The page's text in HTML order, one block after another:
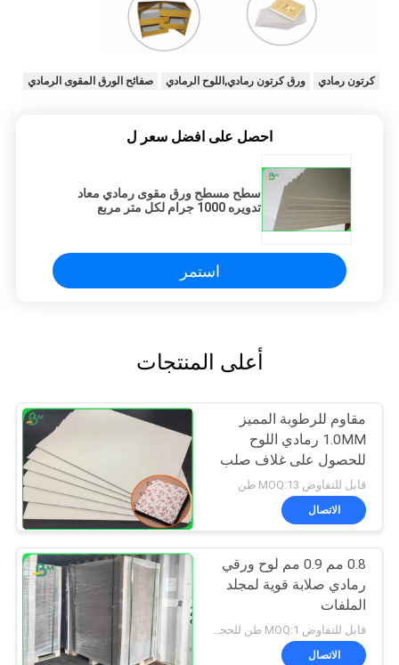
كرتون رمادي ورق كرتون رمادي,اللوح الرمادي صفائح الورق المقوى الرمادي
احصل على افضل سعر ل
سطح مسطح ورق مقوى رمادي معاد
تدويره 1000 جرام لكل متر مربع
استمر
أعلى المنتجات
مقاوم للرطوبة المميز
1.0MM رمادي اللوح
للحصول على غلاف صلب
قابل للتفاوض MOQ:13 طن
الاتصال
0.8 مم 0.9 مم لوح ورقي
رمادي صلابة قوية لمجلد
الملفات
الاتصال